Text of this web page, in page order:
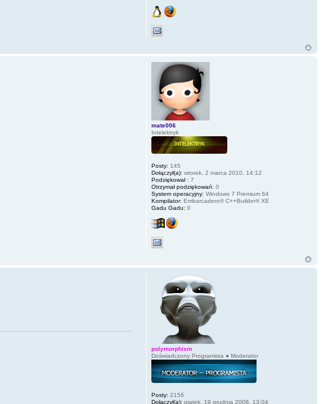
mate006
Intelektryk
Posty: 145
Dołączył(a): wtorek, 2 marca 2010, 14:12
Podziękował : 7
Otrzymał podziękowań: 0
System operacyjny: Windows 7 Premium 64
Kompilator: Embarcadero® C++Builder® XE
Gadu Gadu: 0
polymorphism
Doświadczony Programista ● Moderator
Posty: 2156
Dołączył(a): piątek, 19 grudnia 2008, 13:04